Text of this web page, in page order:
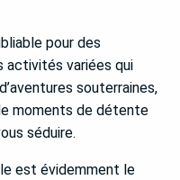
pour des
activités variées qui
souterraines,
moments de détente
séduire.
est évidemment le